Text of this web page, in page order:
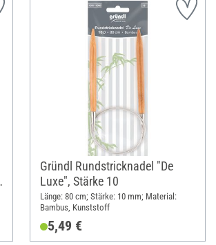
Gründl Rundstricknadel "De
Luxe", Stärke 10
Länge: 80 cm; Stärke: 10 mm; Material:
Bambus, Kunststoff
5,49 €